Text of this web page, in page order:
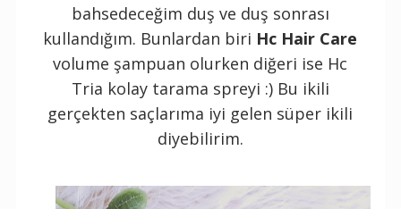
bahsedeceğim duş ve duş sonrası
kullandığım. Bunlardan biri Hc Hair Care
volume şampuan olurken diğeri ise Hc
Tria kolay tarama spreyi :) Bu ikili
gerçekten saçlarıma iyi gelen süper ikili
diyebilirim.